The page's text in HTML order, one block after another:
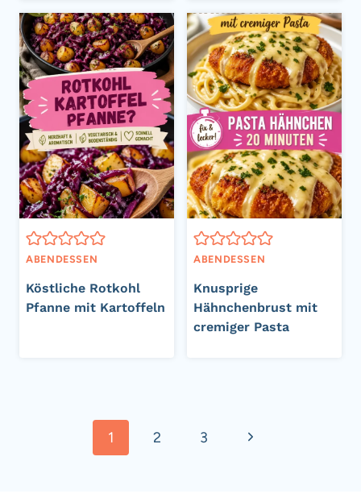
ABENDESSEN
Köstliche Rotkohl
Pfanne mit Kartoffeln
ABENDESSEN
Knusprige
Hähnchenbrust mit
cremiger Pasta
1 2 3
Nächste